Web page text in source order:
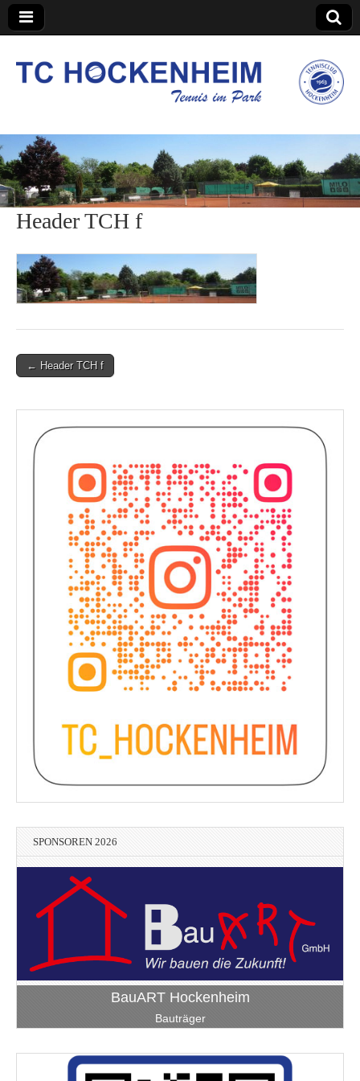
TC Hockenheim
Header TCH f
Post← Header TCH f
SPONSOREN 2026
BauART Hockenheim
Bauträger